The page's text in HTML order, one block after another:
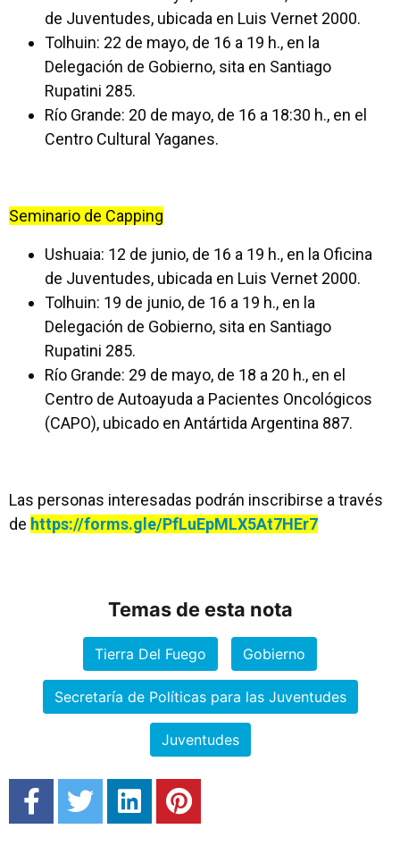
de Juventudes, ubicada en Luis Vernet 2000.
Tolhuin: 22 de mayo, de 16 a 19 h., en la
Delegación de Gobierno, sita en Santiago
Rupatini 285.
Río Grande: 20 de mayo, de 16 a 18:30 h., en el
Centro Cultural Yaganes.
Seminario de Capping
Ushuaia: 12 de junio, de 16 a 19 h., en la Oficina
de Juventudes, ubicada en Luis Vernet 2000.
Tolhuin: 19 de junio, de 16 a 19 h., en la
Delegación de Gobierno, sita en Santiago
Rupatini 285.
Río Grande: 29 de mayo, de 18 a 20 h., en el
Centro de Autoayuda a Pacientes Oncológicos
(CAPO), ubicado en Antártida Argentina 887.
Las personas interesadas podrán inscribirse a través
de https://forms.gle/PfLuEpMLX5At7HEr7
Temas de esta nota
Tierra Del Fuego Gobierno
Secretaría de Políticas para las Juventudes
Juventudes